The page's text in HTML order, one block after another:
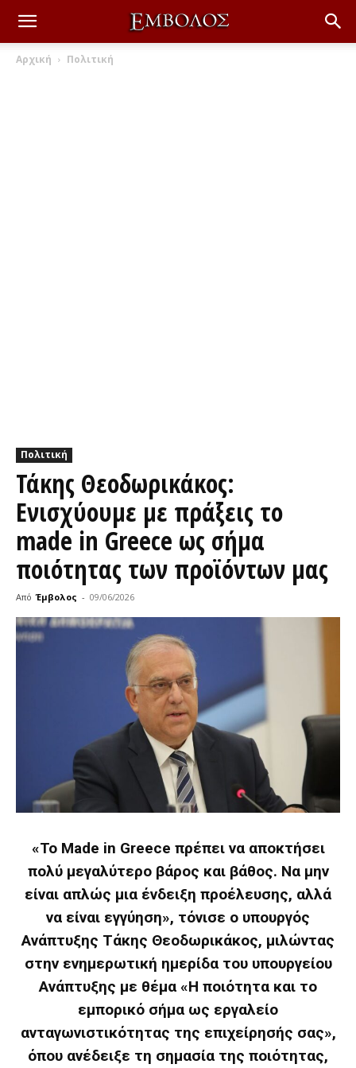
Αρχική Πολιτική
Πολιτική
Τάκης Θεοδωρικάκος:
Ενισχύουμε με πράξεις το
made in Greece ως σήμα
ποιότητας των προϊόντων μας
Από Έμβολος - 09/06/2026
«Το Made in Greece πρέπει να αποκτήσει
πολύ μεγαλύτερο βάρος και βάθος. Να μην
είναι απλώς μια ένδειξη προέλευσης, αλλά
να είναι εγγύηση», τόνισε ο υπουργός
Ανάπτυξης Τάκης Θεοδωρικάκος, μιλώντας
στην ενημερωτική ημερίδα του υπουργείου
Ανάπτυξης με θέμα «Η ποιότητα και το
εμπορικό σήμα ως εργαλείο
ανταγωνιστικότητας της επιχείρησής σας»,
όπου ανέδειξε τη σημασία της ποιότητας,